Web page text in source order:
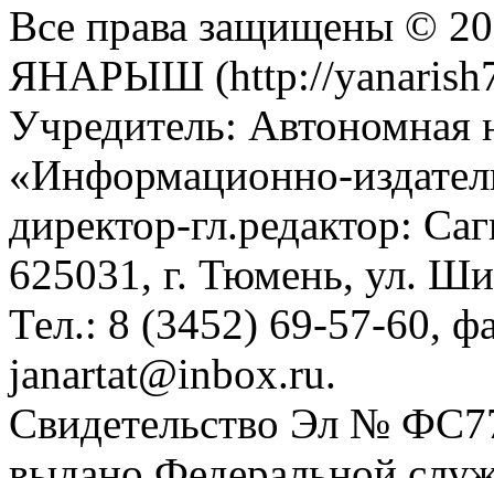
Все права защищены ©
ЯНАРЫШ (http://
Учредитель: Автономная
«Информационно-
директор-гл.редактор:
625031, г. Тюмень, ул.
Тел.: 8 (3452) 69-57-60,
janartat@inbox.ru.
Свидетельство Эл №